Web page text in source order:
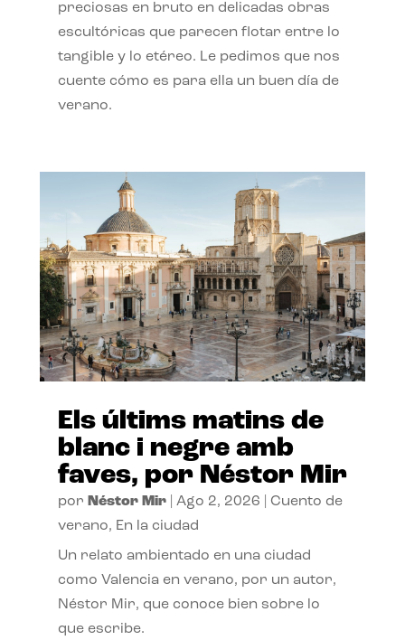
preciosas en bruto en delicadas obras
escultóricas que parecen flotar entre lo
tangible y lo etéreo. Le pedimos que nos
cuente cómo es para ella un buen día de
verano.
Els últims matins de
blanc i negre amb
faves, por Néstor Mir
por Néstor Mir| Ago 2, 2026
Cuento de
verano, En la ciudad
Un relato ambientado en una ciudad
como Valencia en verano, por un autor,
Néstor Mir, que conoce bien sobre lo
que escribe.